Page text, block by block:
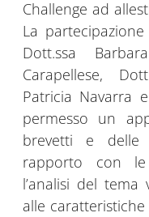
Challenge ad
La
Dott.ssa
Carapellese,
Patricia Navarra
permesso un
brevetti e delle
rapporto con le
l’analisi del
alle